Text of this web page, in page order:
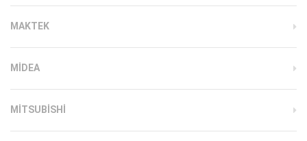
MAKTEK
MIDEA
MITSUBISHI